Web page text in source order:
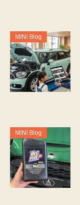
MINI Blog
MINI Blog